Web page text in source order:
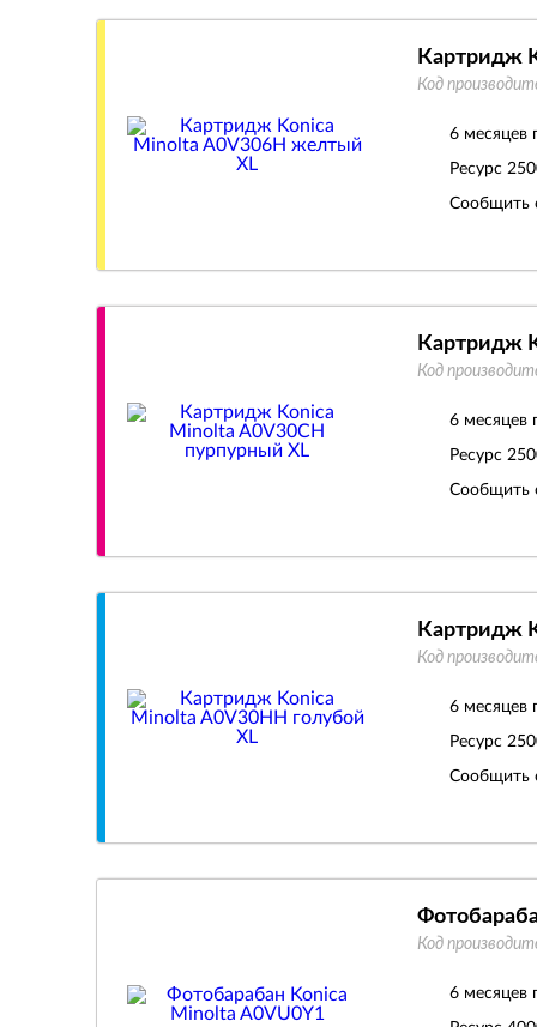
Картридж
Код
6 месяцев
Ресурс
Сообщить
Картридж
Код
6 месяцев
Ресурс
Сообщить
Картридж
Код
6 месяцев
Ресурс
Сообщить
Код
6 месяцев